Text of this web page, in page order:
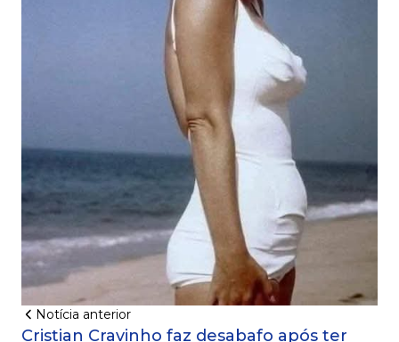
Notícia anterior
Cristian Cravinho faz desabafo após ter